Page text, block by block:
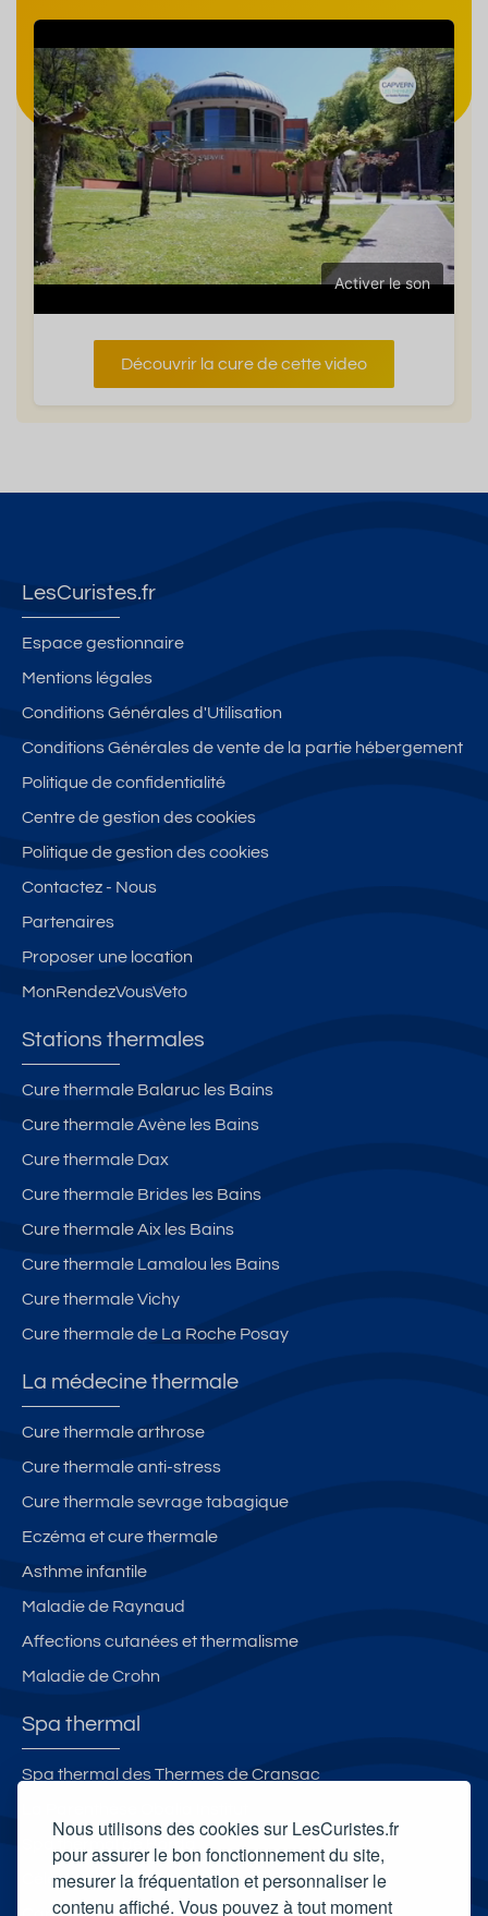
Nous utilisons des cookies sur LesCuristes.fr
pour assurer le bon fonctionnement du site,
mesurer la fréquentation et personnaliser le
contenu affiché. Vous pouvez à tout moment
Activer le son
Découvrir la cure de cette video
LesCuristes.fr
Espace gestionnaire
Mentions légales
Conditions Générales d'Utilisation
Conditions Générales de vente de la partie hébergement
Politique de confidentialité
Centre de gestion des cookies
Politique de gestion des cookies
Contactez - Nous
Partenaires
Proposer une location
MonRendezVousVeto
Stations thermales
Cure thermale Balaruc les Bains
Cure thermale Avène les Bains
Cure thermale Dax
Cure thermale Brides les Bains
Cure thermale Aix les Bains
Cure thermale Lamalou les Bains
Cure thermale Vichy
Cure thermale de La Roche Posay
La médecine thermale
Cure thermale arthrose
Cure thermale anti-stress
Cure thermale sevrage tabagique
Eczéma et cure thermale
Asthme infantile
Maladie de Raynaud
Affections cutanées et thermalisme
Maladie de Crohn
Spa thermal
Spa thermal des Thermes de Cransac
Célestins Spa Thermal